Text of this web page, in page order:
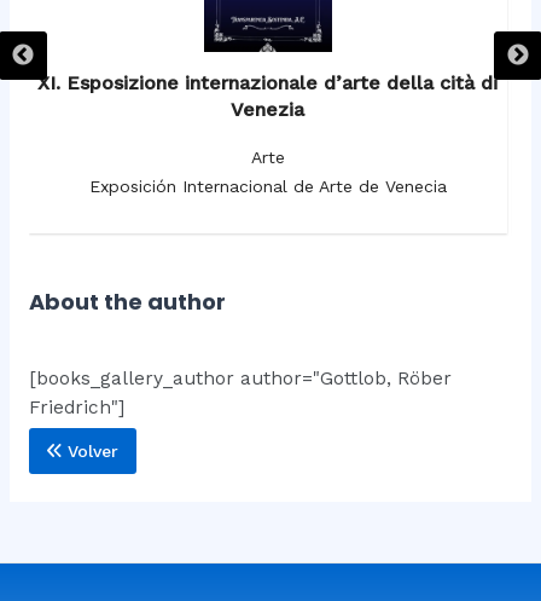
XI. Esposizione internazionale d’arte della cità di
Venezia
Arte
Exposición Internacional de Arte de Venecia
About the author
[books_gallery_author author="Gottlob, Röber
Friedrich"]
Volver